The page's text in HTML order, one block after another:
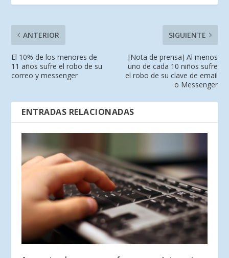
ANTERIOR
El 10% de los menores de
11 años sufre el robo de su
correo y messenger
SIGUIENTE
[Nota de prensa] Al menos
uno de cada 10 niños sufre
el robo de su clave de email
o Messenger
ENTRADAS RELACIONADAS